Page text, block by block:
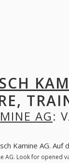
AG:
Kamine AG. Auf
AG. Look for opened